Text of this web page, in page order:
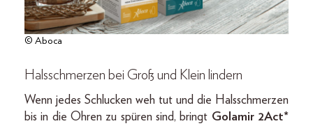
© Aboca
Halsschmerzen bei Groß und Klein lindern
Wenn jedes Schlucken weh tut und die Halsschmerzen
bis in die Ohren zu spüren sind, bringt Golamir 2Act*